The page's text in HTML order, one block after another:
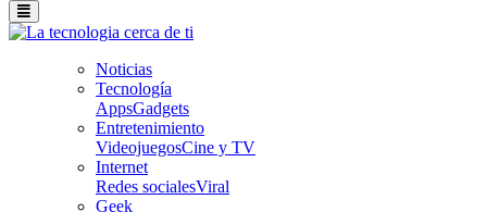
Noticias
Tecnología
AppsGadgets
Entretenimiento
VideojuegosCine y TV
Internet
Redes socialesViral
Geek